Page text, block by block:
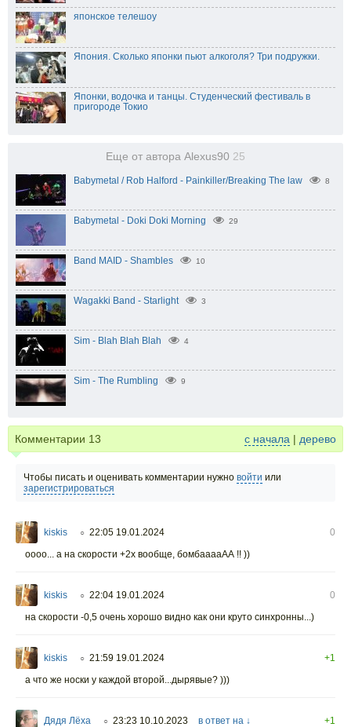
японское телешоу
Япония. Сколько японки пьют алкоголя? Три подружки.
Японки, водочка и танцы. Студенческий фестиваль в
пригороде Токио
Еще от автора Alexus90 25
Babymetal / Rob Halford - Painkiller/Breaking The law 8
Babymetal - Doki Doki Morning 29
Band MAID - Shambles 10
Wagakki Band - Starlight 3
Sim - Blah Blah Blah 4
Sim - The Rumbling 9
Комментарии 13 с начала | дерево
Чтобы писать и оценивать комментарии нужно войти или
зарегистрироваться
kiskis ○ 22:05 19.01.2024
0
оооо... а на скорости +2х вообще, бомбааааАА !! ))
kiskis ○ 22:04 19.01.2024
0
на скорости -0,5 очень хорошо видно как они круто синхронны...)
kiskis ○ 21:59 19.01.2024
+1
а что же носки у каждой второй...дырявые? )))
Дядя Лёха ○ 23:23 10.10.2023 в ответ на ↓
+1